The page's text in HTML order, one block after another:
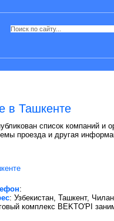
в Ташкенте
список компаний и
проезда и другая
:
: Узбекистан, Ташкент,
комплекс BEKTO'PI